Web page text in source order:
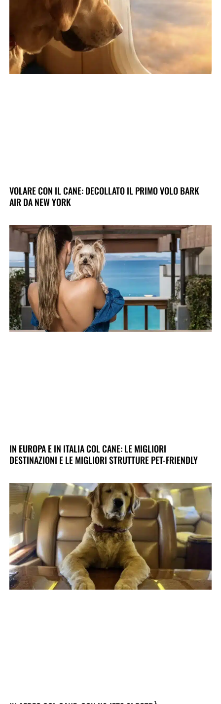
VOLARE CON IL CANE: DECOLLATO IL PRIMO VOLO BARK
AIR DA NEW YORK
IN EUROPA E IN ITALIA COL CANE: LE MIGLIORI
DESTINAZIONI E LE MIGLIORI STRUTTURE PET-FRIENDLY